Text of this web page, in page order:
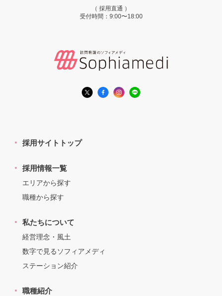
（ 採用直通 ）
受付時間：9:00〜18:00
採用サイトトップ
採用情報一覧
エリアから探す
職種から探す
私たちについて
経営理念・風土
数字で見るソフィアメディ
ステーション紹介
職種紹介